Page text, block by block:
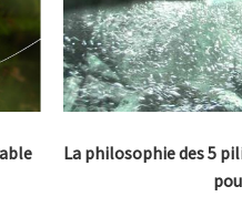
La philosophie des 5